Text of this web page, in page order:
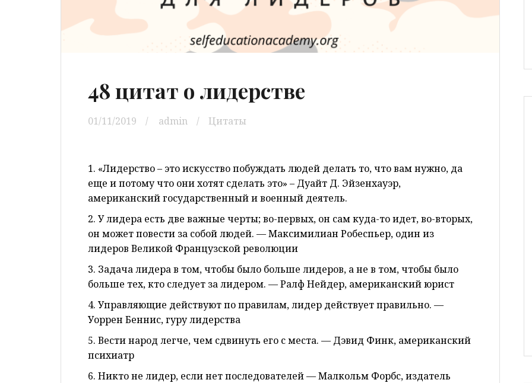
48 цитат о лидерстве
01/11/2019 admin Цитаты
1. «Лидерство – это искусство побуждать людей делать то, что вам нужно, да
еще и потому что они хотят сделать это» – Дуайт Д. Эйзенхауэр,
американский государственный и военный деятель.
2. У лидера есть две важные черты; во-первых, он сам куда-то идет, во-вторых,
он может повести за собой людей. — Максимилиан Робеспьер, один из
лидеров Великой Французской революции
3. Задача лидера в том, чтобы было больше лидеров, а не в том, чтобы было
больше тех, кто следует за лидером. — Ралф Нейдер, американский юрист
4. Управляющие действуют по правилам, лидер действует правильно. —
Уоррен Беннис, гуру лидерства
5. Вести народ легче, чем сдвинуть его с места. — Дэвид Финк, американский
психиатр
6. Никто не лидер, если нет последователей — Малкольм Форбс, издатель